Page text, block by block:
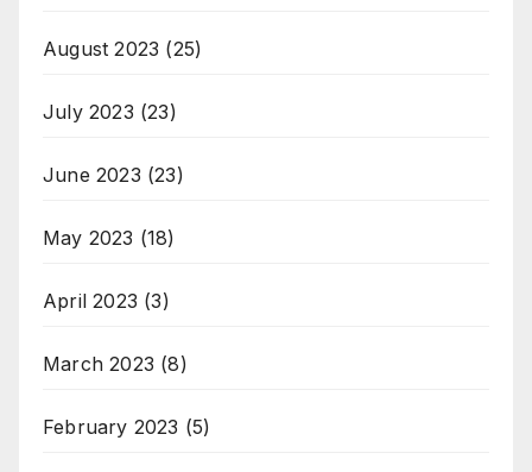
August 2023 (25)
July 2023 (23)
June 2023 (23)
May 2023 (18)
April 2023 (3)
March 2023 (8)
February 2023 (5)